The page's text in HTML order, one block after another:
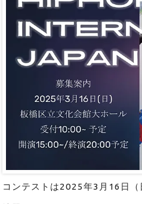
コンテストは2025年3月16日（